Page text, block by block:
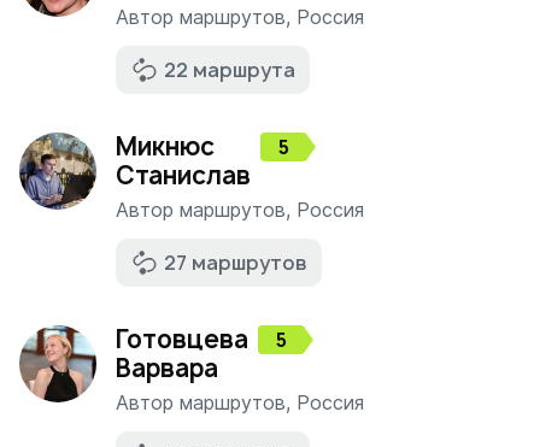
Автор маршрутов, Россия
22 маршрута
Микнюс
Станислав
5
Автор маршрутов, Россия
27 маршрутов
Готовцева
Варвара
5
Автор маршрутов, Россия